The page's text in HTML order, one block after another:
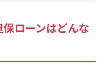
ローンはどんな